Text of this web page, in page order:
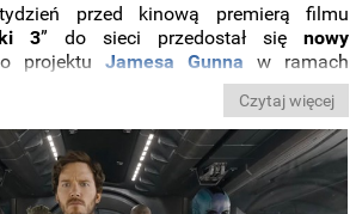
przed kinową premierą filmu
3” do sieci przedostał sięnowy
projektuJamesa Gunna w ramach
klipie odkrywamybolesną
(Bradley Cooper), któremu towarzyszą:
Floor(Mikaela Hoover) orazTeefs
Czytaj więcej